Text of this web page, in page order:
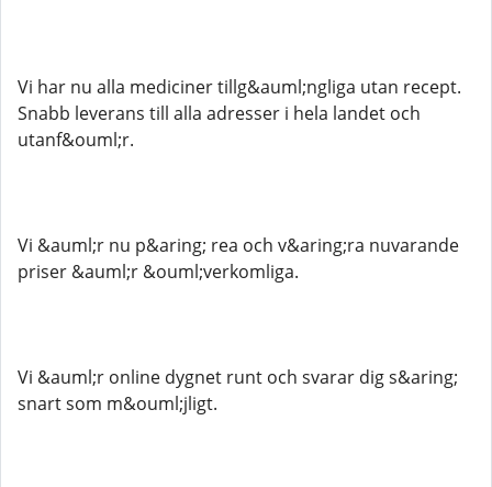
Vi har nu alla mediciner tillg&auml;ngliga utan recept.
Snabb leverans till alla adresser i hela landet och
utanf&ouml;r.
Vi &auml;r nu p&aring; rea och v&aring;ra nuvarande
priser &auml;r &ouml;verkomliga.
Vi &auml;r online dygnet runt och svarar dig s&aring;
snart som m&ouml;jligt.